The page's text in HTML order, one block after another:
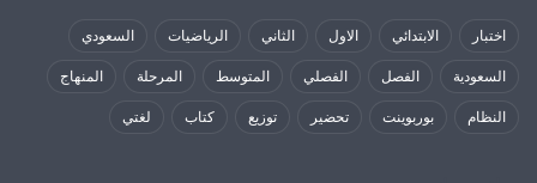
اختبار الابتدائي الاول الثاني الرياضيات السعودي
السعودية الفصل الفصلي المتوسط المرحلة المنهاج
النظام بوربوينت تحضير توزيع كتاب لغتي